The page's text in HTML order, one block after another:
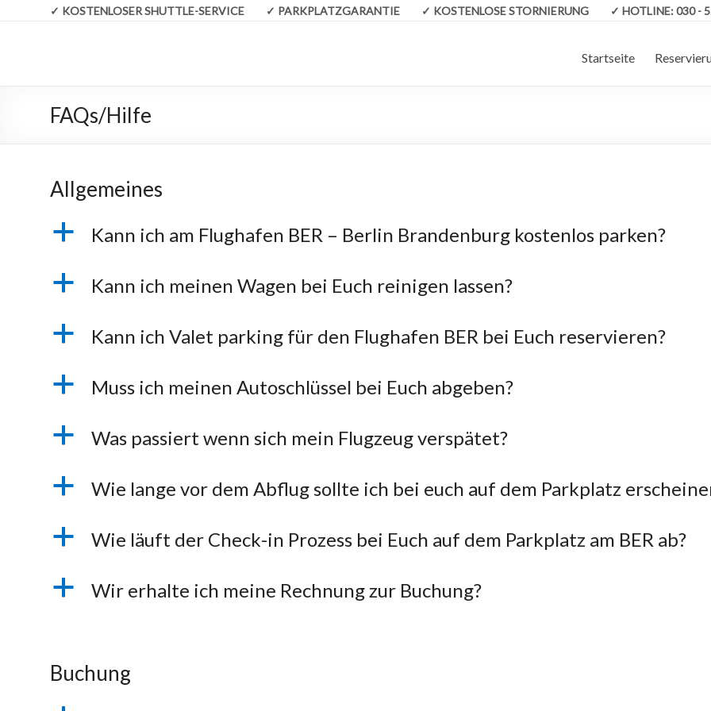
✓ KOSTENLOSER SHUTTLE-SERVICE ✓ PARKPLATZGARANTIE ✓ KOSTENLOSE STORNIERUNG ✓ HOTLINE:030 -
Startseite
FAQs/Hilfe
Allgemeines
a Kann ich am Flughafen BER – Berlin Brandenburg kostenlos parken?
a Kann ich meinen Wagen bei Euch reinigen lassen?
a Kann ich Valet parking für den Flughafen BER bei Euch reservieren?
a Muss ich meinen Autoschlüssel bei Euch abgeben?
a Was passiert wenn sich mein Flugzeug verspätet?
a Wie lange vor dem Abflug sollte ich bei euch auf dem Parkplatz
a Wie läuft der Check-in Prozess bei Euch auf dem Parkplatz am BER ab?
a Wir erhalte ich meine Rechnung zur Buchung?
Buchung